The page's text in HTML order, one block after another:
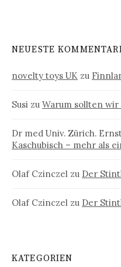
NEUESTE
novelty toys UK zu
Susi zu Warum sollten
Dr med Univ. Zürich.
Kaschubisch – mehr als
Olaf Czinczel zu Der
Olaf Czinczel zu Der
KATEGORIEN